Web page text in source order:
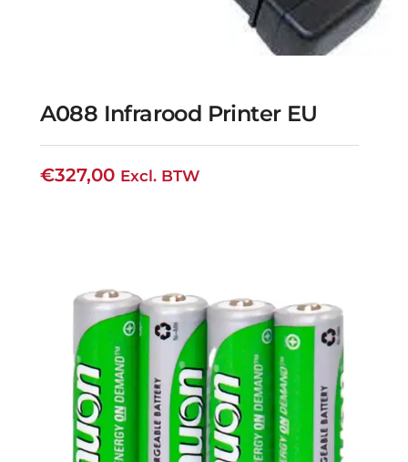
A088 Infrarood Printer EU
€327,00 Excl. BTW